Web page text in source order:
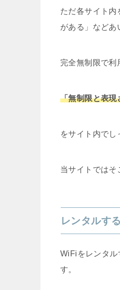
ただ各サイト内
がある」などあ
完全無制限で利
「無制限と表現
をサイト内でし
当サイトではそ
レンタルす
WiFiをレンタル
す。